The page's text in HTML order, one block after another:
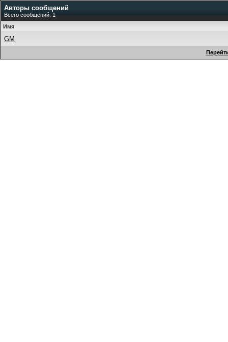
Авторы сообщений
Всего сообщений: 1
Имя
GM